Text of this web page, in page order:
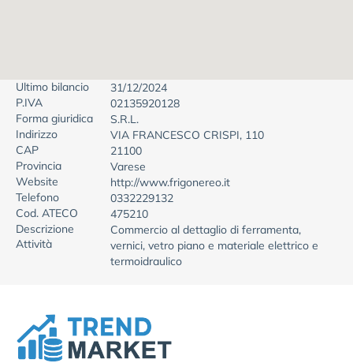
Ultimo bilancio
31/12/2024
P.IVA
02135920128
Forma giuridica
S.R.L.
Indirizzo
VIA FRANCESCO CRISPI, 110
CAP
21100
Provincia
Varese
Website
http://www.frigonereo.it
Telefono
0332229132
Cod. ATECO
475210
Descrizione
Attività
Commercio al dettaglio di ferramenta,
vernici, vetro piano e materiale elettrico e
termoidraulico